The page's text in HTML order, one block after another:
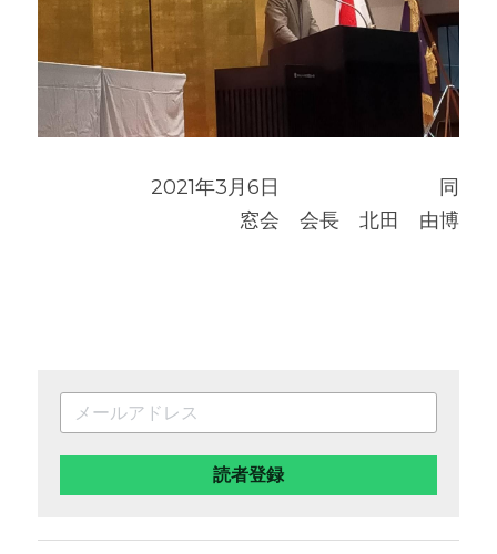
窓会　会長　北田　由博
読者登録